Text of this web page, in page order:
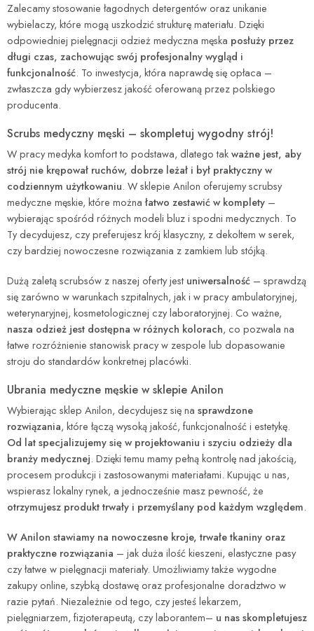
Zalecamy stosowanie łagodnych detergentów oraz unikanie
wybielaczy, które mogą uszkodzić strukturę materiału. Dzięki
odpowiedniej pielęgnacji odzież medyczna męska posłuży przez
długi czas, zachowując swój profesjonalny wygląd i
funkcjonalność. To inwestycja, która naprawdę się opłaca –
zwłaszcza gdy wybierzesz jakość oferowaną przez polskiego
producenta.
Scrubs medyczny męski – skompletuj wygodny strój!
W pracy medyka komfort to podstawa, dlatego takważne jest, aby
strój nie krępował ruchów, dobrze leżał i był praktyczny w
codziennym użytkowaniu. W sklepie Anilon oferujemy scrubsy
medyczne męskie, które możnałatwo zestawić w komplety –
wybierając spośród różnych modeli bluz i spodni medycznych. To
Ty decydujesz, czy preferujesz krój klasyczny, z dekoltem w serek,
czy bardziej nowoczesne rozwiązania z zamkiem lub stójką.
Dużą zaletą scrubsów z naszej oferty jest uniwersalność – sprawdzą
się zarówno w warunkach szpitalnych, jak i w pracy ambulatoryjnej,
weterynaryjnej, kosmetologicznej czy laboratoryjnej. Co ważne,
nasza odzież jest dostępna w różnych kolorach, co pozwala na
łatwe rozróżnienie stanowisk pracy w zespole lub dopasowanie
stroju do standardów konkretnej placówki.
Ubrania medyczne męskie w sklepie Anilon
Wybierając sklep Anilon, decydujesz się na sprawdzone
rozwiązania, które łączą wysoką jakość, funkcjonalność i estetykę.
Od lat specjalizujemy się w projektowaniu i szyciu odzieży dla
branży medycznej. Dzięki temu mamy pełną kontrolę nad jakością,
procesem produkcji i zastosowanymi materiałami. Kupując u nas,
wspierasz lokalny rynek, a jednocześnie masz pewność, że
otrzymujesz produkt trwały i przemyślany pod każdym względem.
W Anilon stawiamy na nowoczesne kroje, trwałe tkaniny oraz
praktyczne rozwiązania – jak duża ilość kieszeni, elastyczne pasy
czy łatwe w pielęgnacji materiały. Umożliwiamy także wygodne
zakupy online, szybką dostawę oraz profesjonalne doradztwo w
razie pytań. Niezależnie od tego, czy jesteś lekarzem,
pielęgniarzem, fizjoterapeutą, czy laborantem– u nas skompletujesz